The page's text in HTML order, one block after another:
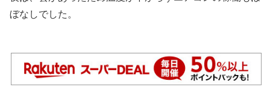
ぼなしでした。